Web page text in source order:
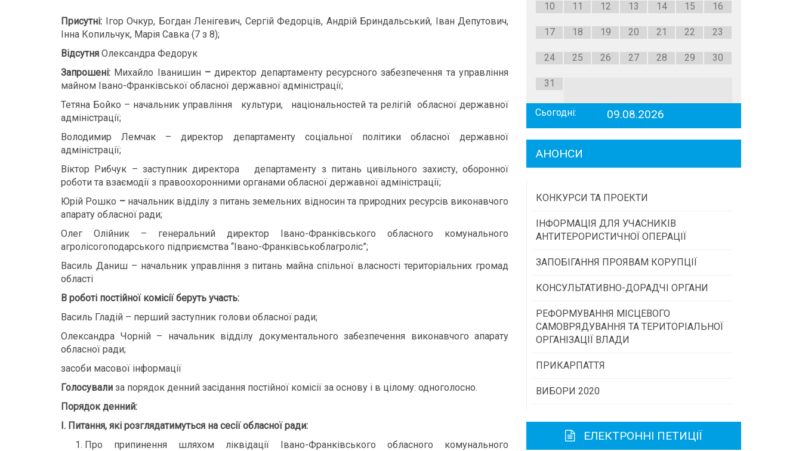
Присутні: Ігор Очкур, Богдан Ленігевич, Сергій Федорців, Андрій Бриндальський, Іван Депутович,
Інна Копильчук, Марія Савка (7 з 8);
Відсутня Олександра Федорук
Запрошені: Михайло Іванишин –директор департаменту ресурсного забезпечення та управління
майном Івано-Франківської обласної державної адміністрації;
Тетяна Бойко – начальник управління культури, національностей та релігій обласної державної
адміністрації;
Володимир Лемчак – директор департаменту соціальної політики обласної державної
адміністрації;
Віктор Рибчук – заступник директора департаменту з питань цивільного захисту, оборонної
роботи та взаємодії з правоохоронними органами обласної державної адміністрації;
Юрій Рошко – начальник відділу з питань земельних відносин та природних ресурсів виконавчого
апарату обласної ради;
Олег Олійник – генеральний директор Івано-Франківського обласного комунального
агролісогоподарського підприємства “Івано-Франківськоблагроліс”;
Василь Даниш – начальник управління з питань майна спільної власності територіальних громад
області
В роботі постійної комісії беруть участь:
Василь Гладій – перший заступник голови обласної ради;
Олександра Чорній – начальник відділу документального забезпечення виконавчого апарату
обласної ради;
засоби масової інформації
Голосували за порядок денний засідання постійної комісії за основу і в цілому: одноголосно.
Порядок денний:
І. Питання, які розглядатимуться на сесії обласної ради:
Про припинення шляхом ліквідації Івано-Франківського обласного комунального
10 11 12 13 14 15 16
17 18 19 20 21 22 23
24 25 26 27 28 29 30
31
Сьогодні: 09.08.2026
АНОНСИ
КОНКУРСИ ТА ПРОЕКТИ
Конкурс проектів та програм місцевого
самоврядування
суспільства
Програми/конкурси МТД
ІНФОРМАЦІЯ ДЛЯ УЧАСНИКІВ
АНТИТЕРОРИСТИЧНОЇ ОПЕРАЦІЇ
ЗАПОБІГАННЯ ПРОЯВАМ КОРУПЦІЇ
КОНСУЛЬТАТИВНО-ДОРАДЧІ ОРГАНИ
Консультативна рада
РЕФОРМУВАННЯ МІСЦЕВОГО
САМОВРЯДУВАННЯ ТА ТЕРИТОРІАЛЬНОЇ
ОРГАНІЗАЦІЇ ВЛАДИ
ПРИКАРПАТТЯ
Історична довідка
Карта області
ВИБОРИ 2020
ЕЛЕКТРОННІ ПЕТИЦІЇ